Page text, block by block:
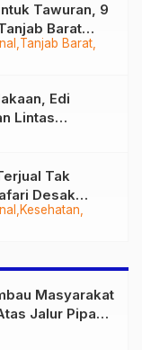
Tanjab Barat
Tawuran, 9
Barat
Edi
Lintas
Kesehatan
Tak
Desak
Masyarakat
Jalur Pipa
Bersama